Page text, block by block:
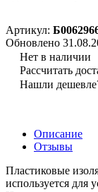
Артикул:
Обновлено
Нет в наличии
Рассчитать
Нашли
Описание
Отзывы
Пластиковые
используется для